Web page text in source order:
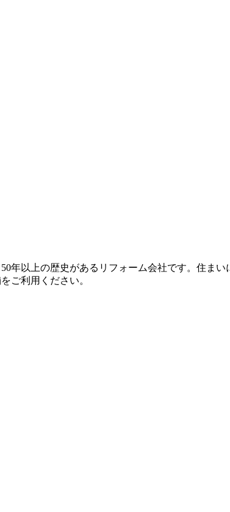
年以上の歴史があるリフォーム会社です。住ま
ご利用ください。